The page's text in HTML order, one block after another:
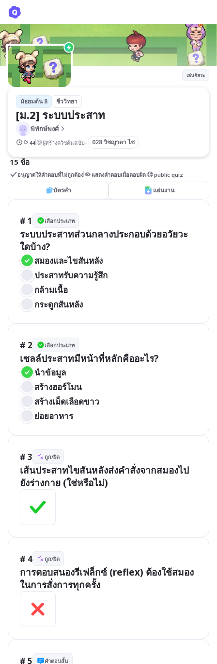
เล่นอิสระ
มัธยมต้น 8 ชีววิทยา
[ม.2] ระบบประสาท
พิทักษ์พงศ์
44 ผู้สร้างควิซต้นฉบับ- 028 วิชญาดา ไช
15 ข้อ
อนุญาตให้คำตอบที่ไม่ถูกต้อง แสดงคำตอบเมื่อตอบผิด public quiz
บัตรคำ แผ่นงาน
# 1 เลือกประเภท
ระบบประสาทส่วนกลางประกอบด้วยอวัยวะ
ใดบ้าง?
สมองและไขสันหลัง
ประสาทรับความรู้สึก
กล้ามเนื้อ
กระดูกสันหลัง
# 2 เลือกประเภท
เซลล์ประสาทมีหน้าที่หลักคืออะไร?
นำข้อมูล
สร้างฮอร์โมน
สร้างเม็ดเลือดขาว
ย่อยอาหาร
# 3 ถูก/ผิด
เส้นประสาทไขสันหลังส่งคำสั่งจากสมองไป
ยังร่างกาย (ใช่หรือไม่)
# 4 ถูก/ผิด
การตอบสนองรีเฟล็กซ์ (reflex) ต้องใช้สมอง
ในการสั่งการทุกครั้ง
# 5 คำตอบสั้น